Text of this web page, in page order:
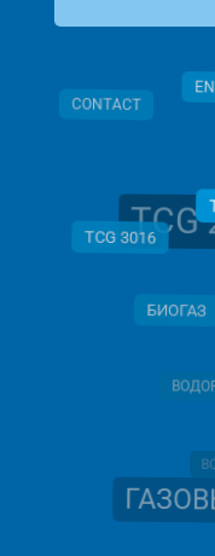
CONTACT
TCG
TCG 3016
БИОГАЗ